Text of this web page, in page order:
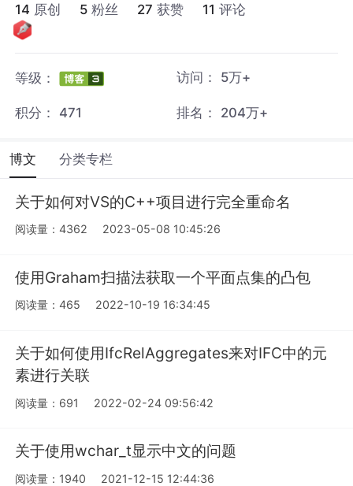
14 原创 5 粉丝 27 获赞 11 评论
等级： 访问： 5万+
积分： 471 排名： 204万+
博文 分类专栏
关于如何对VS的C++项目进行完全重命名
阅读量：4362 2023-05-08 10:45:26
使用Graham扫描法获取一个平面点集的凸包
阅读量：465 2022-10-19 16:34:45
关于如何使用IfcRelAggregates来对IFC中的元
素进行关联
阅读量：691 2022-02-24 09:56:42
关于使用wchar_t显示中文的问题
阅读量：1940 2021-12-15 12:44:36